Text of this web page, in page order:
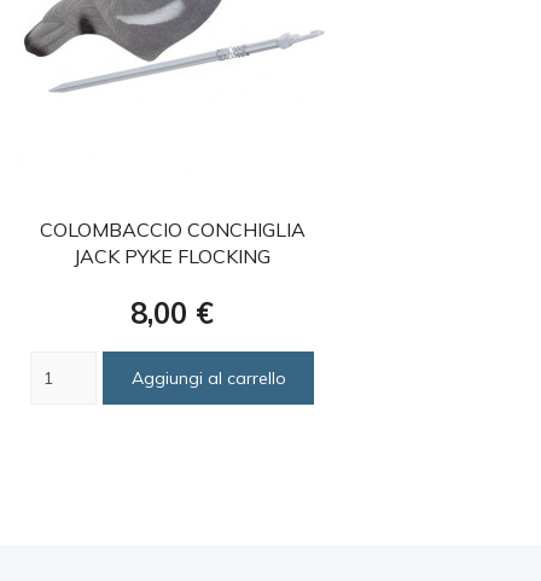
COLOMBACCIO CONCHIGLIA
JACK PYKE FLOCKING
Prezzo
8,00 €
Aggiungi al carrello